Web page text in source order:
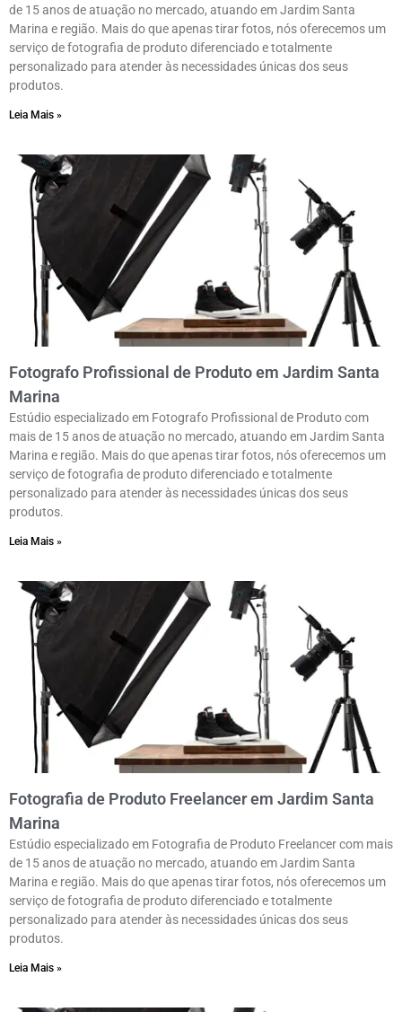
de 15 anos de atuação no mercado, atuando em Jardim Santa
Marina e região. Mais do que apenas tirar fotos, nós oferecemos um
serviço de fotografia de produto diferenciado e totalmente
personalizado para atender às necessidades únicas dos seus
produtos.
Leia Mais »
Fotografo Profissional de Produto em Jardim Santa
Marina
Estúdio especializado em Fotografo Profissional de Produto com
mais de 15 anos de atuação no mercado, atuando em Jardim Santa
Marina e região. Mais do que apenas tirar fotos, nós oferecemos um
serviço de fotografia de produto diferenciado e totalmente
personalizado para atender às necessidades únicas dos seus
produtos.
Leia Mais »
Fotografia de Produto Freelancer em Jardim Santa
Marina
Estúdio especializado em Fotografia de Produto Freelancer com mais
de 15 anos de atuação no mercado, atuando em Jardim Santa
Marina e região. Mais do que apenas tirar fotos, nós oferecemos um
serviço de fotografia de produto diferenciado e totalmente
personalizado para atender às necessidades únicas dos seus
produtos.
Leia Mais »